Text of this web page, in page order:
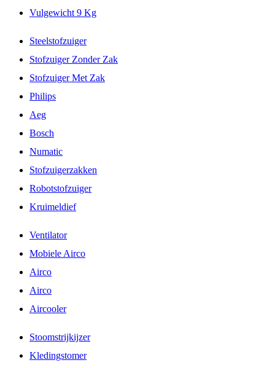
Vulgewicht 9 Kg
Steelstofzuiger
Stofzuiger Zonder Zak
Stofzuiger Met Zak
Philips
Aeg
Bosch
Numatic
Stofzuigerzakken
Robotstofzuiger
Kruimeldief
Ventilator
Mobiele Airco
Airco
Airco
Aircooler
Stoomstrijkijzer
Kledingstomer